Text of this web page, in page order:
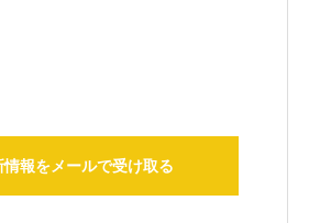
情報をメールで受け取る